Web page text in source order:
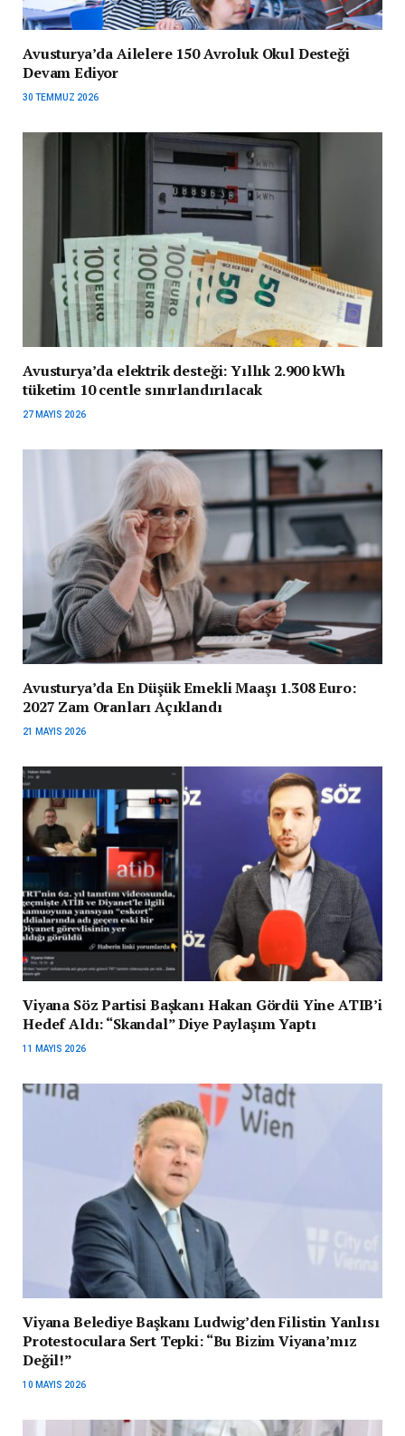
Avusturya’da Ailelere 150 Avroluk Okul Desteği
Devam Ediyor
30 TEMMUZ 2026
Avusturya’da elektrik desteği: Yıllık 2.900 kWh
tüketim 10 centle sınırlandırılacak
27 MAYIS 2026
Avusturya’da En Düşük Emekli Maaşı 1.308 Euro:
2027 Zam Oranları Açıklandı
21 MAYIS 2026
Viyana Söz Partisi Başkanı Hakan Gördü Yine ATIB’i
Hedef Aldı: “Skandal” Diye Paylaşım Yaptı
11 MAYIS 2026
Viyana Belediye Başkanı Ludwig’den Filistin Yanlısı
Protestoculara Sert Tepki: “Bu Bizim Viyana’mız
Değil!”
10 MAYIS 2026